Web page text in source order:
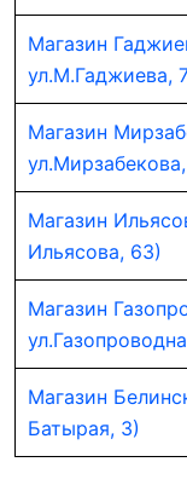
Магазин
ул.М.Гаджиева,
Магазин
Магазин
Ильясова, 63)
Магазин
Магазин
Батырая, 3)